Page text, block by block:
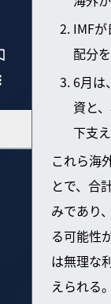
IMF
配分
6月は
資と
下支
これら海
とで、合
みであり
る可能性
は無理な
えられる